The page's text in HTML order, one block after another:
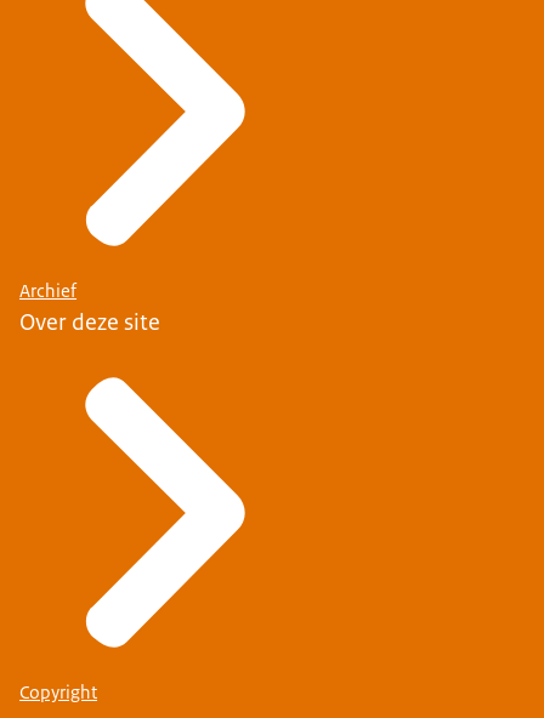
Archief
Over deze site
Copyright